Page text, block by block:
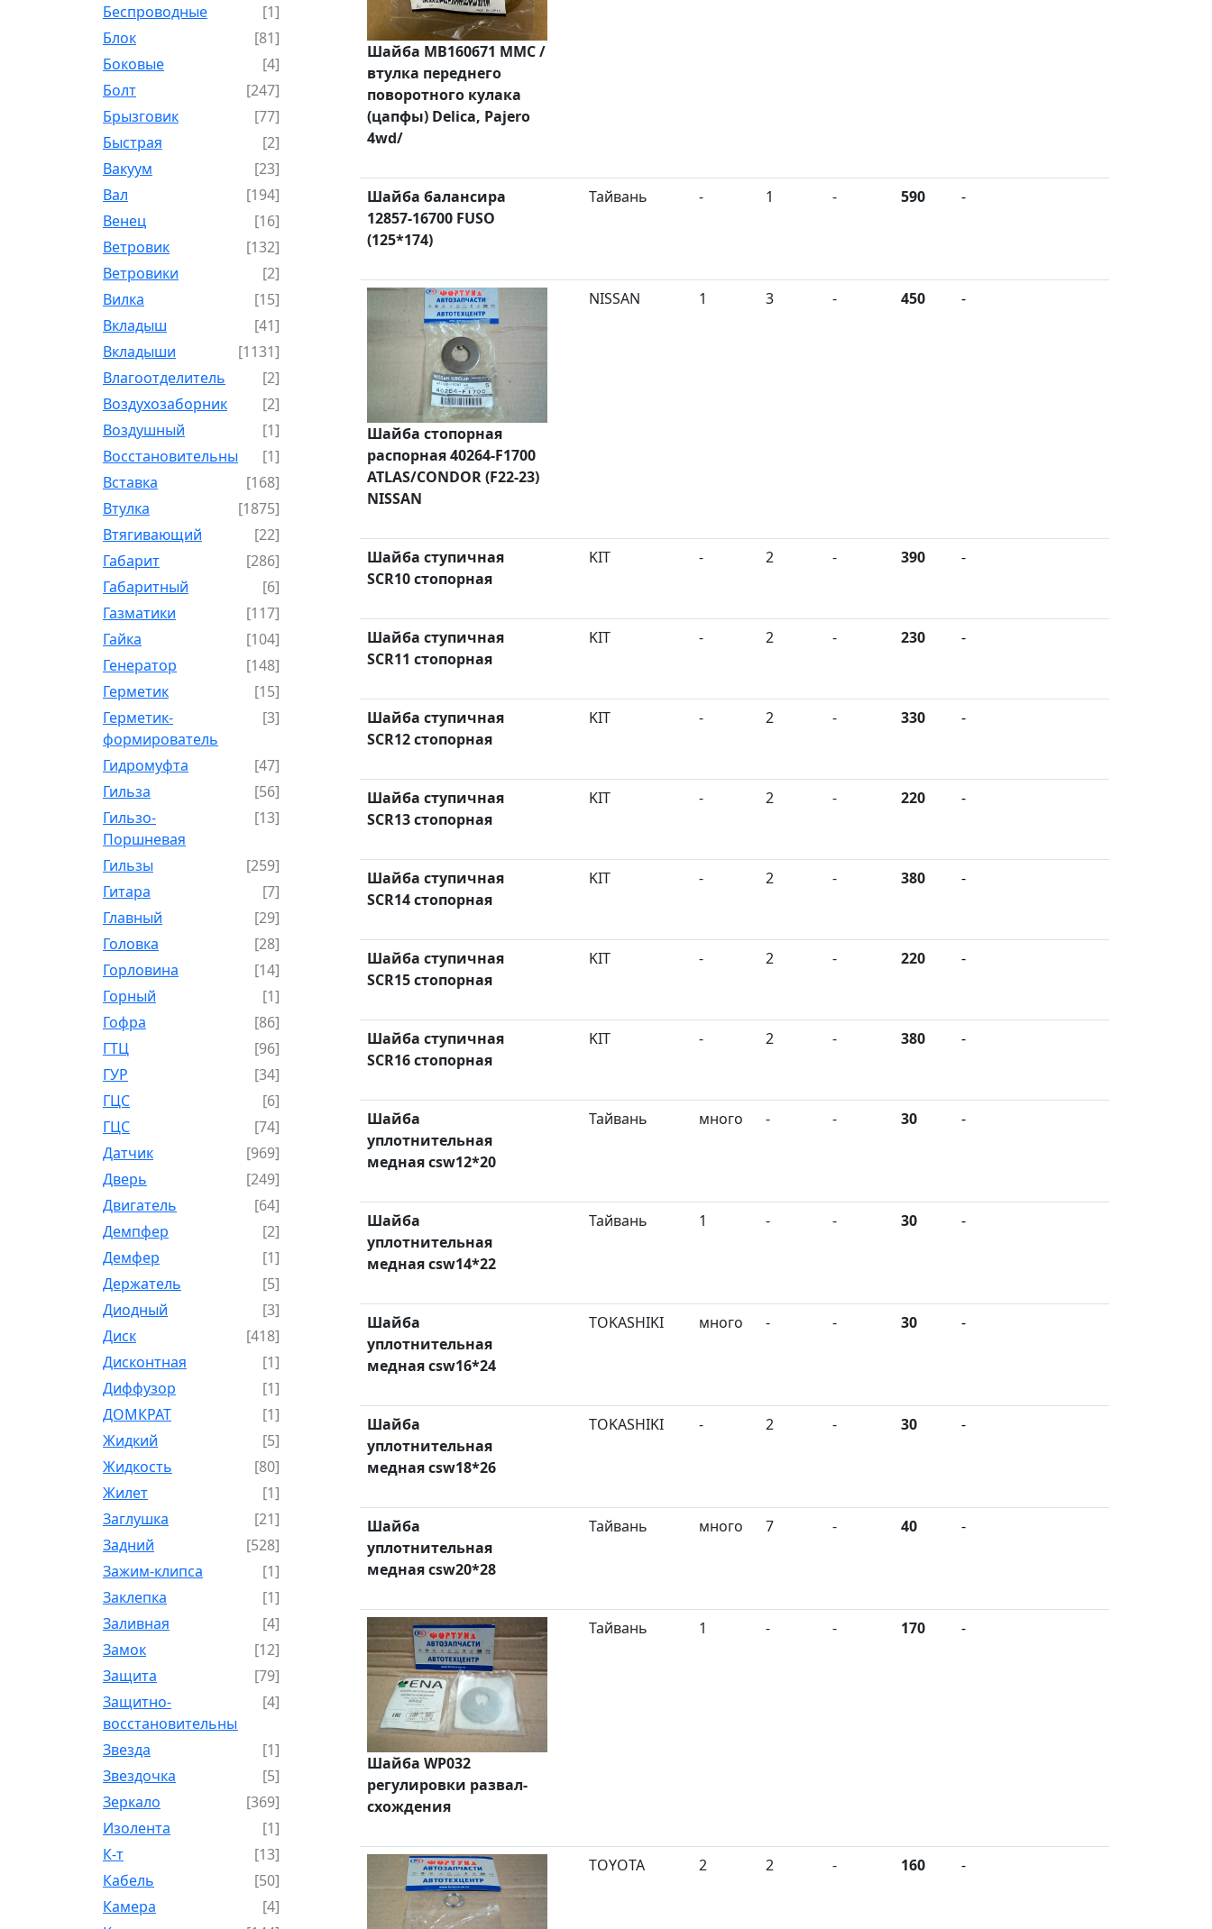
Беспроводные
[1]
Блок
[81]
Боковые
[4]
Болт
[247]
Брызговик
[77]
Быстрая
[2]
Вакуум
[23]
Вал
[194]
Венец
[16]
Ветровик
[132]
Ветровики
[2]
Вилка
[15]
Вкладыш
[41]
Вкладыши
[1131]
Влагоотделитель
[2]
Воздухозаборник
[2]
Воздушный
[1]
Восстановительный
[1]
Вставка
[168]
Втулка
[1875]
Втягивающий
[22]
Габарит
[286]
Габаритный
[6]
Газматики
[117]
Гайка
[104]
Генератор
[148]
Герметик
[15]
Герметик-
формирователь
[3]
Гидромуфта
[47]
Гильза
[56]
Гильзо-
Поршневая
[13]
Гильзы
[259]
Гитара
[7]
Главный
[29]
Головка
[28]
Горловина
[14]
Горный
[1]
Гофра
[86]
ГТЦ
[96]
ГУР
[34]
ГЦC
[6]
ГЦС
[74]
Датчик
[969]
Дверь
[249]
Двигатель
[64]
Демпфер
[2]
Демфер
[1]
Держатель
[5]
Диодный
[3]
Диск
[418]
Дисконтная
[1]
Диффузор
[1]
ДОМКРАТ
[1]
Жидкий
[5]
Жидкость
[80]
Жилет
[1]
Заглушка
[21]
Задний
[528]
Зажим-клипса
[1]
Заклепка
[1]
Заливная
[4]
Замок
[12]
Защита
[79]
Защитно-
восстановительный
[4]
Звезда
[1]
Звездочка
[5]
Зеркало
[369]
Изолента
[1]
К-т
[13]
Кабель
[50]
Камера
[4]
Шайба MB160671 MMC /
втулка переднего
поворотного кулака
(цапфы) Delica, Pajero
4wd/
Шайба балансира
12857-16700 FUSO
(125*174)
Тайвань - 1 - 590 -
Шайба стопорная
распорная 40264-F1700
ATLAS/CONDOR (F22-23)
NISSAN
NISSAN 1 3 - 450 -
Шайба ступичная
SCR10 стопорная
KIT - 2 - 390 -
Шайба ступичная
SCR11 стопорная
KIT - 2 - 230 -
Шайба ступичная
SCR12 стопорная
KIT - 2 - 330 -
Шайба ступичная
SCR13 стопорная
KIT - 2 - 220 -
Шайба ступичная
SCR14 стопорная
KIT - 2 - 380 -
Шайба ступичная
SCR15 стопорная
KIT - 2 - 220 -
Шайба ступичная
SCR16 стопорная
KIT - 2 - 380 -
Шайба
уплотнительная
медная csw12*20
Тайвань много - - 30 -
Шайба
уплотнительная
медная csw14*22
Тайвань 1 - - 30 -
Шайба
уплотнительная
медная csw16*24
TOKASHIKI много - - 30 -
Шайба
уплотнительная
медная csw18*26
TOKASHIKI - 2 - 30 -
Шайба
уплотнительная
медная csw20*28
Тайвань много 7 - 40 -
Шайба WP032
регулировки развал-
схождения
Тайвань 1 - - 170 -
TOYOTA 2 2 - 160 -